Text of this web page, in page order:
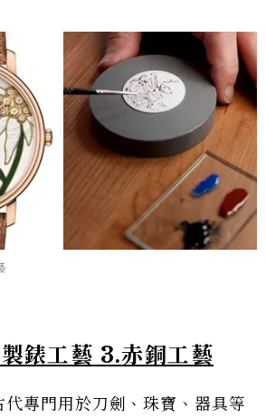
錶工藝 3.赤銅工藝
代專門用於刀劍、珠寶、器具等